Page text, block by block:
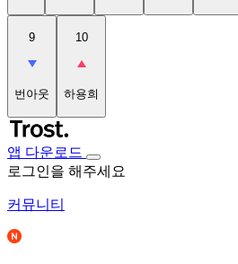
9
번아웃
10
하용희
앱 다운로드
로그인을 해주세요
커뮤니티